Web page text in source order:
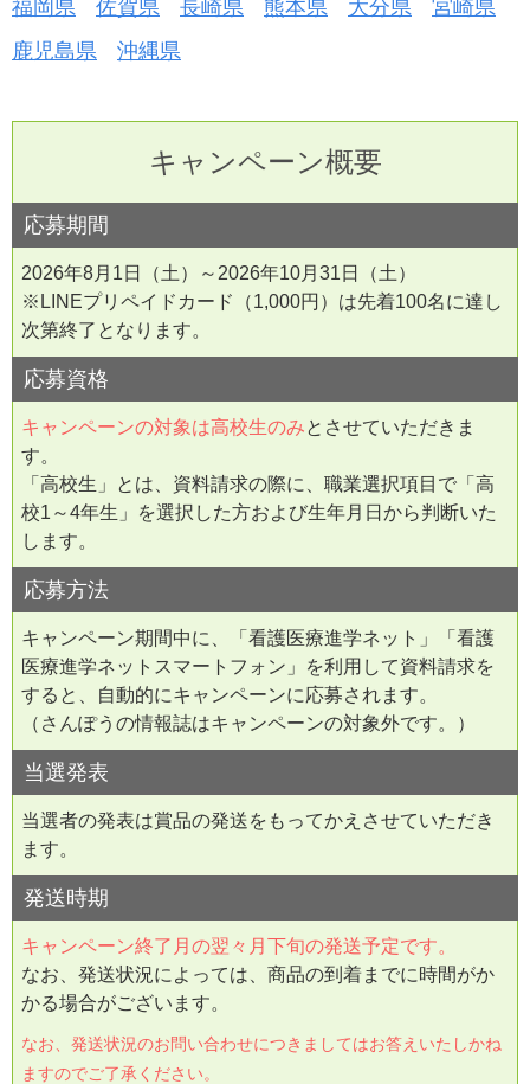
福岡県 佐賀県 長崎県 熊本県 大分県
宮崎県
鹿児島県
沖縄県
キャンペーン概要
応募期間
2026年8月1日（土）～2026年10月31日（土）
※LINEプリペイドカード（1,000円）は先着100名に達し
次第終了となります。
応募資格
キャンペーンの対象は高校生のみとさせていただきま
す。
「高校生」とは、資料請求の際に、職業選択項目で「高
校1～4年生」を選択した方および生年月日から判断いた
します。
応募方法
キャンペーン期間中に、「看護医療進学ネット」「看護
医療進学ネットスマートフォン」を利用して資料請求を
すると、自動的にキャンペーンに応募されます。
（さんぽうの情報誌はキャンペーンの対象外です。）
当選発表
当選者の発表は賞品の発送をもってかえさせていただき
ます。
発送時期
キャンペーン終了月の翌々月下旬の発送予定です。
なお、発送状況によっては、商品の到着までに時間がか
かる場合がございます。
なお、発送状況のお問い合わせにつきましてはお答えいたしかね
ますのでご了承ください。